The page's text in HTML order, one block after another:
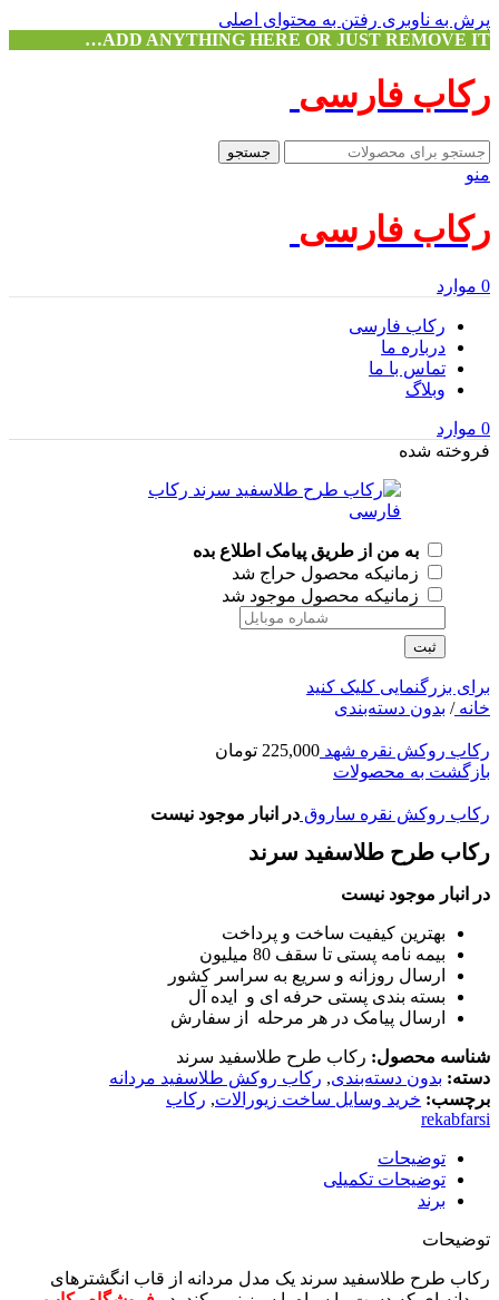
پرش به ناوبری رفتن به محتوای اصلی
ADD ANYTHING HERE OR JUST REMOVE IT…
رکاب فارسی
جستجو
منو
رکاب فارسی
0 موارد
رکاب فارسی
درباره ما
تماس با ما
وبلاگ
0 موارد
فروخته شده
به من از طریق پیامک اطلاع بده
زمانیکه محصول حراج شد
زمانیکه محصول موجود شد
ثبت
برای بزرگنمایی کلیک کنید
خانه/ بدون دسته‌بندی
رکاب روکش نقره شهد 225,000 تومان
بازگشت به محصولات
رکاب روکش نقره ساروق در انبار موجود نیست
رکاب طرح طلاسفید سرند
در انبار موجود نیست
بهترین کیفیت ساخت و پرداخت
بیمه نامه پستی تا سقف 80 میلیون
ارسال روزانه و سریع به سراسر کشور
بسته بندی پستی حرفه ای و ایده آل
ارسال پیامک در هر مرحله از سفارش
شناسه محصول: رکاب طرح طلاسفید سرند
دسته: بدون دسته‌بندی, رکاب روکش طلاسفید مردانه
برچسب: خرید وسایل ساخت زیورالات, رکاب
rekabfarsi
توضیحات
توضیحات تکمیلی
برند
توضیحات
رکاب طرح طلاسفید سرند یک مدل مردانه از قاب انگشترهای